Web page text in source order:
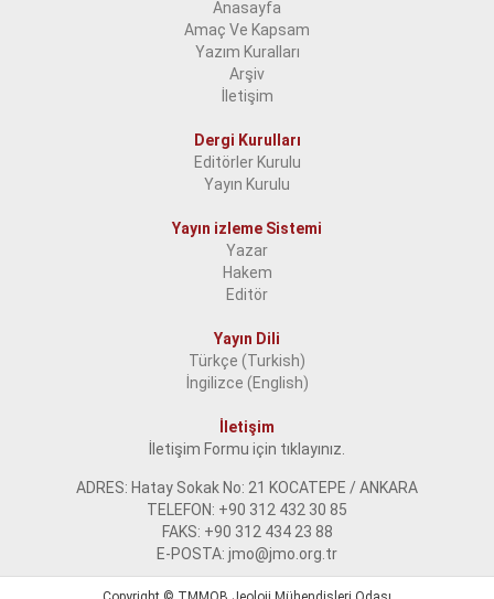
Anasayfa
Amaç Ve Kapsam
Yazım Kuralları
Arşiv
İletişim
Dergi Kurulları
Editörler Kurulu
Yayın Kurulu
Yayın izleme Sistemi
Yazar
Hakem
Editör
Yayın Dili
Türkçe (Turkish)
İngilizce (English)
İletişim
İletişim Formu için tıklayınız.
ADRES: Hatay Sokak No: 21 KOCATEPE / ANKARA
TELEFON: +90 312 432 30 85
FAKS: +90 312 434 23 88
E-POSTA: jmo@jmo.org.tr